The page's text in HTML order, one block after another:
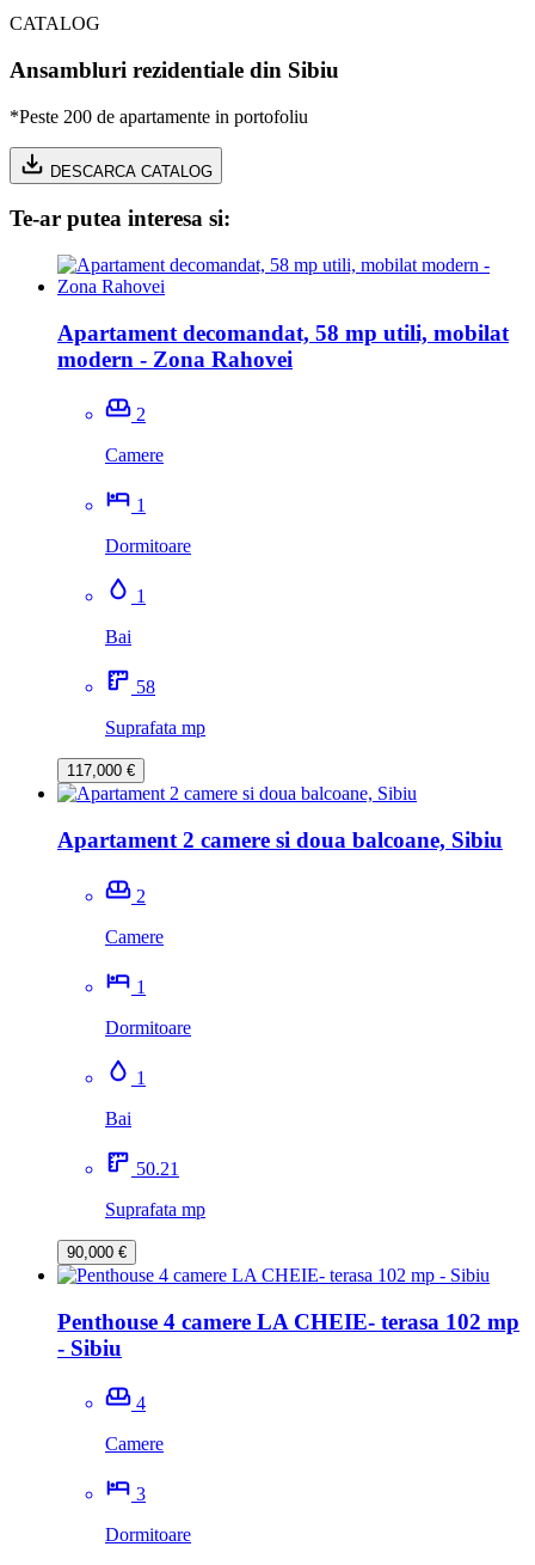
CATALOG
Ansambluri rezidentiale din Sibiu
*Peste 200 de apartamente in portofoliu
DESCARCA CATALOG
Te-ar putea interesa si:
Apartament decomandat, 58 mp utili, mobilat
modern - Zona Rahovei
2
Camere
1
Dormitoare
1
Bai
58
Suprafata mp
117,000 €
Apartament 2 camere si doua balcoane, Sibiu
2
Camere
1
Dormitoare
1
Bai
50.21
Suprafata mp
90,000 €
Penthouse 4 camere LA CHEIE- terasa 102 mp
- Sibiu
4
Camere
3
Dormitoare